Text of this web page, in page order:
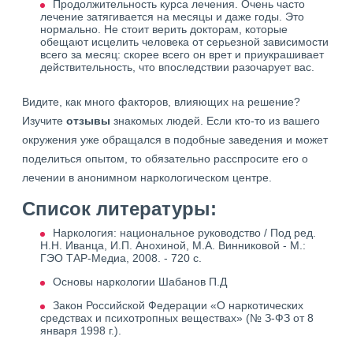
Продолжительность курса лечения. Очень часто
лечение затягивается на месяцы и даже годы. Это
нормально. Не стоит верить докторам, которые
обещают исцелить человека от серьезной зависимости
всего за месяц: скорее всего он врет и приукрашивает
действительность, что впоследствии разочарует вас.
Видите, как много факторов, влияющих на решение?
Изучите отзывы знакомых людей. Если кто-то из вашего
окружения уже обращался в подобные заведения и может
поделиться опытом, то обязательно расспросите его о
лечении в анонимном наркологическом центре.
Список литературы:
Наркология: национальное руководство / Под ред.
Н.Н. Иванца, И.П. Анохиной, М.А. Винниковой - М.:
ГЭО ТАР-Медиа, 2008. - 720 с.
Основы наркологии Шабанов П.Д
Закон Российской Федерации «О наркотических
средствах и психотропных веществах» (№ З-ФЗ от 8
января 1998 г.).